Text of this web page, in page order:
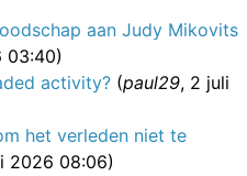
aan Judy Mikovits
03:40)
activity? (paul29, 2 juli
het verleden niet te
2026 08:06)